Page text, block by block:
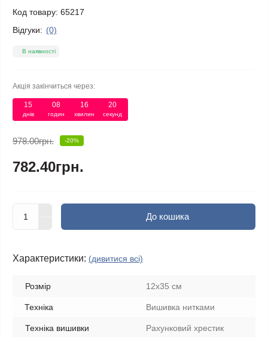
Код товару: 65217
Відгуки: (0)
В наявності
Акція закінчиться через:
15
днів
: 08
годин
: 16
хвилин
: 20
секунд
978.00грн. -20%
782.40грн.
До кошика
Характеристики: (дивитися всі)
Розмір 12х35 см
Техніка Вишивка нитками
Техніка вишивки
Рахунковий хрестик